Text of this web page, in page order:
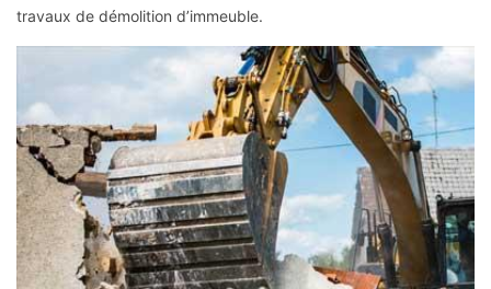
travaux de démolition d’immeuble.